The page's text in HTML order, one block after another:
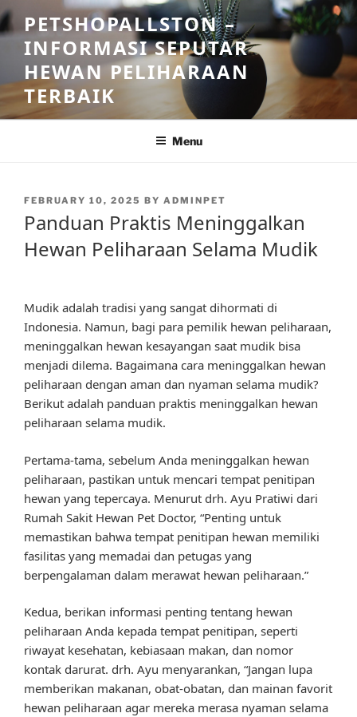
Skip
to
content
PETSHOPALLSTON –
INFORMASI SEPUTAR
HEWAN PELIHARAAN
TERBAIK
Menu
POSTED
FEBRUARY 10, 2025 BY ADMINPET
Panduan Praktis Meninggalkan
Hewan Peliharaan Selama Mudik
Mudik adalah tradisi yang sangat dihormati di
Indonesia. Namun, bagi para pemilik hewan peliharaan,
meninggalkan hewan kesayangan saat mudik bisa
menjadi dilema. Bagaimana cara meninggalkan hewan
peliharaan dengan aman dan nyaman selama mudik?
Berikut adalah panduan praktis meninggalkan hewan
peliharaan selama mudik.
Pertama-tama, sebelum Anda meninggalkan hewan
peliharaan, pastikan untuk mencari tempat penitipan
hewan yang tepercaya. Menurut drh. Ayu Pratiwi dari
Rumah Sakit Hewan Pet Doctor, “Penting untuk
memastikan bahwa tempat penitipan hewan memiliki
fasilitas yang memadai dan petugas yang
berpengalaman dalam merawat hewan peliharaan.”
Kedua, berikan informasi penting tentang hewan
peliharaan Anda kepada tempat penitipan, seperti
riwayat kesehatan, kebiasaan makan, dan nomor
kontak darurat. drh. Ayu menyarankan, “Jangan lupa
memberikan makanan, obat-obatan, dan mainan favorit
hewan peliharaan agar mereka merasa nyaman selama